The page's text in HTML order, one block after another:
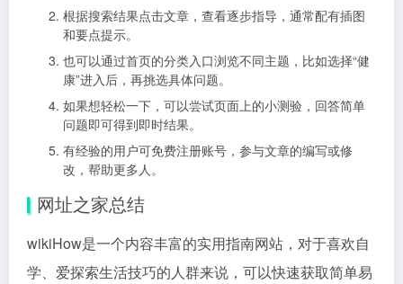
根据搜索结果点击文章，查看逐步指导，通常配有插图
和要点提示。
也可以通过首页的分类入口浏览不同主题，比如选择“健
康”进入后，再挑选具体问题。
如果想轻松一下，可以尝试页面上的小测验，回答简单
问题即可得到即时结果。
有经验的用户可免费注册账号，参与文章的编写或修
改，帮助更多人。
网址之家总结
wikiHow是一个内容丰富的实用指南网站，对于喜欢自
学、爱探索生活技巧的人群来说，可以快速获取简单易